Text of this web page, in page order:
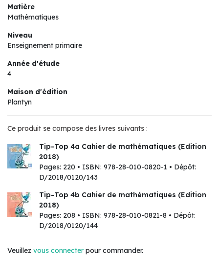
Matière
Mathématiques
Niveau
Enseignement primaire
Année d'étude
4
Maison d'édition
Plantyn
Ce produit se compose des livres suivants :
Tip-Top 4a Cahier de mathématiques (Edition
2018)
Pages: 220 • ISBN: 978-28-010-0820-1 • Dépôt:
D/2018/0120/143
Tip-Top 4b Cahier de mathématiques (Edition
2018)
Pages: 208 • ISBN: 978-28-010-0821-8 • Dépôt:
D/2018/0120/144
Veuillez vous connecter pour commander.